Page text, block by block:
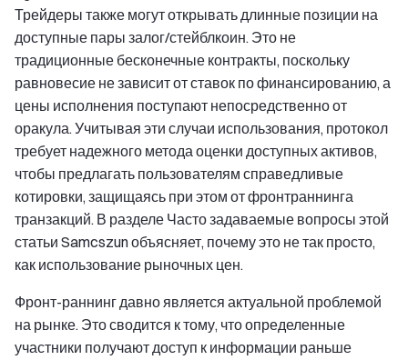
Трейдеры также могут открывать длинные позиции на
доступные пары залог/стейблкоин. Это не
традиционные бесконечные контракты, поскольку
равновесие не зависит от ставок по финансированию, а
цены исполнения поступают непосредственно от
оракула. Учитывая эти случаи использования, протокол
требует надежного метода оценки доступных активов,
чтобы предлагать пользователям справедливые
котировки, защищаясь при этом от фронтраннинга
транзакций. В разделе Часто задаваемые вопросы этой
статьи Samcszun объясняет, почему это не так просто,
как использование рыночных цен.
Фронт-раннинг давно является актуальной проблемой
на рынке. Это сводится к тому, что определенные
участники получают доступ к информации раньше